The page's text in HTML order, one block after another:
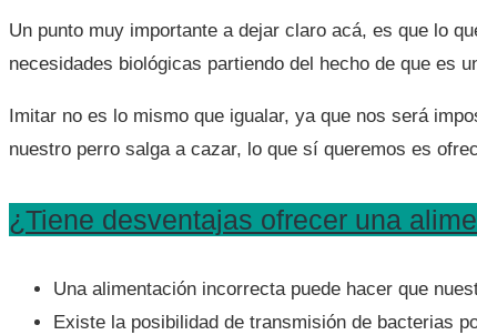
Un punto muy importante a dejar claro acá, es que lo
necesidades biológicas partiendo del hecho de que es
Imitar no es lo mismo que igualar, ya que nos será
nuestro perro salga a cazar, lo que sí queremos es
¿Tiene desventajas ofrecer una
Una alimentación incorrecta puede hacer que
Existe la posibilidad de transmisión de bacterias